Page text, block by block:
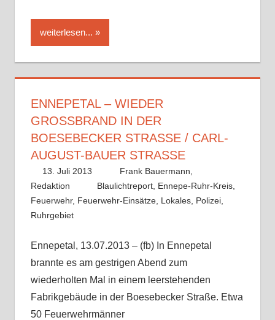
weiterlesen...
ENNEPETAL – WIEDER
GROSSBRAND IN DER B
OESEBECKER STRASSE / CARL-AU
GUST-BAUER STRASSE
13. Juli 2013
Frank Bauermann,
Redaktion
Blaulichtreport Ennepe-Ruhr-Kreis
Feuerwehr, Feuerwehr-Einsätze, Lokales, Polizei,
Ruhrgebiet
Ennepetal, 13.07.2013 – (fb) In Ennepetal
brannte es am gestrigen Abend zum
wiederholten Mal in einem leerstehenden
Fabrikgebäude in der Boesebecker Straße. Etwa
50 Feuerwehrmänner